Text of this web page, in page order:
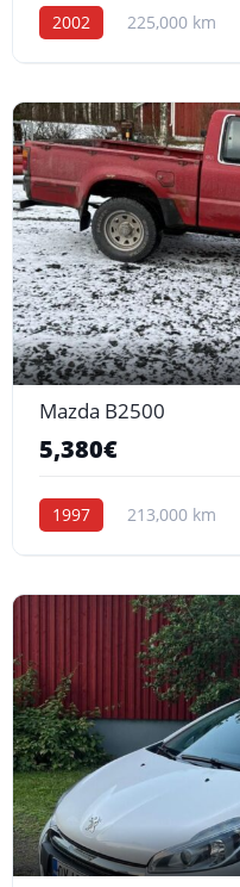
2002 225,000 km
Mazda B2500
5,380€
1997 213,000 km